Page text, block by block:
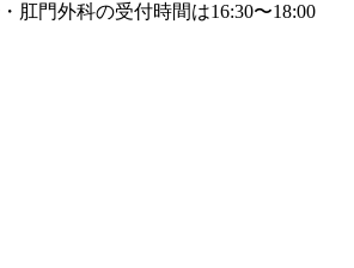
肛門外科の受付時間は16:30〜18:00